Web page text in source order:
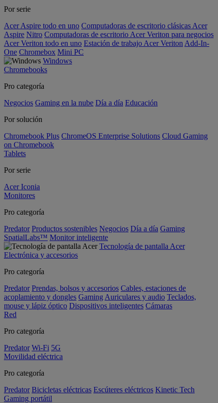
Por serie
Acer Aspire todo en uno Computadoras de escritorio clásicas Acer
Aspire Nitro Computadoras de escritorio Acer Veriton para negocios
Acer Veriton todo en uno Estación de trabajo Acer Veriton Add-In-
One Chromebox Mini PC
Windows
Chromebooks
Pro categoría
Negocios Gaming en la nube Día a día Educación
Por solución
Chromebook Plus ChromeOS Enterprise Solutions Cloud Gaming
on Chromebook
Tablets
Por serie
Acer Iconia
Monitores
Pro categoría
Predator Productos sostenibles Negocios Día a día Gaming
SpatialLabs™ Monitor inteligente
Tecnología de pantalla Acer
Electrónica y accesorios
Pro categoría
Predator Prendas, bolsos y accesorios Cables, estaciones de
acoplamiento y dongles Gaming Auriculares y audio Teclados,
mouse y lápiz óptico Dispositivos inteligentes Cámaras
Red
Pro categoría
Predator Wi-Fi 5G
Movilidad eléctrica
Pro categoría
Predator Bicicletas eléctricas Escúteres eléctricos Kinetic Tech
Gaming portátil